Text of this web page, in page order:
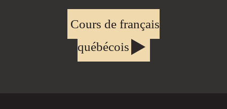
Cours de français
québécois